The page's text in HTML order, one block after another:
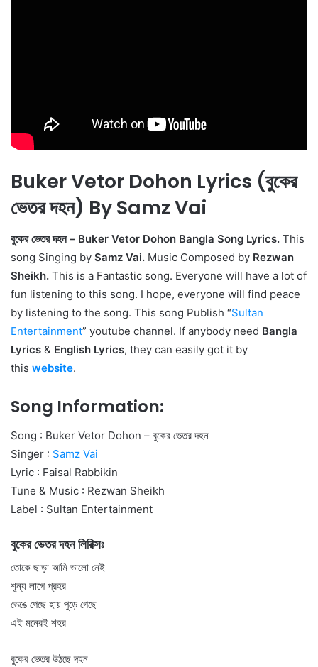
Buker Vetor Dohon Lyrics (বুকের
ভেতর দহন) By Samz Vai
বুকের ভেতর দহন – Buker Vetor Dohon Bangla Song Lyrics. This
song Singing by Samz Vai. Music Composed by Rezwan
Sheikh. This is a Fantastic song. Everyone will have a lot of
fun listening to this song. I hope, everyone will find peace
by listening to the song. This song Publish “Sultan
Entertainment” youtube channel. If anybody need Bangla
Lyrics & English Lyrics, they can easily got it by
this website.
Song Information:
Song : Buker Vetor Dohon – বুকের ভেতর দহন
Singer : Samz Vai
Lyric : Faisal Rabbikin
Tune & Music : Rezwan Sheikh
Label : Sultan Entertainment
বুকের ভেতর দহন লিরিক্সঃ
তোকে ছাড়া আমি ভালো নেই
শূন্য লাগে প্রহর
ভেঙে গেছে হায় পুড়ে গেছে
এই মনেরই শহর
বুকের ভেতর উঠছে দহন